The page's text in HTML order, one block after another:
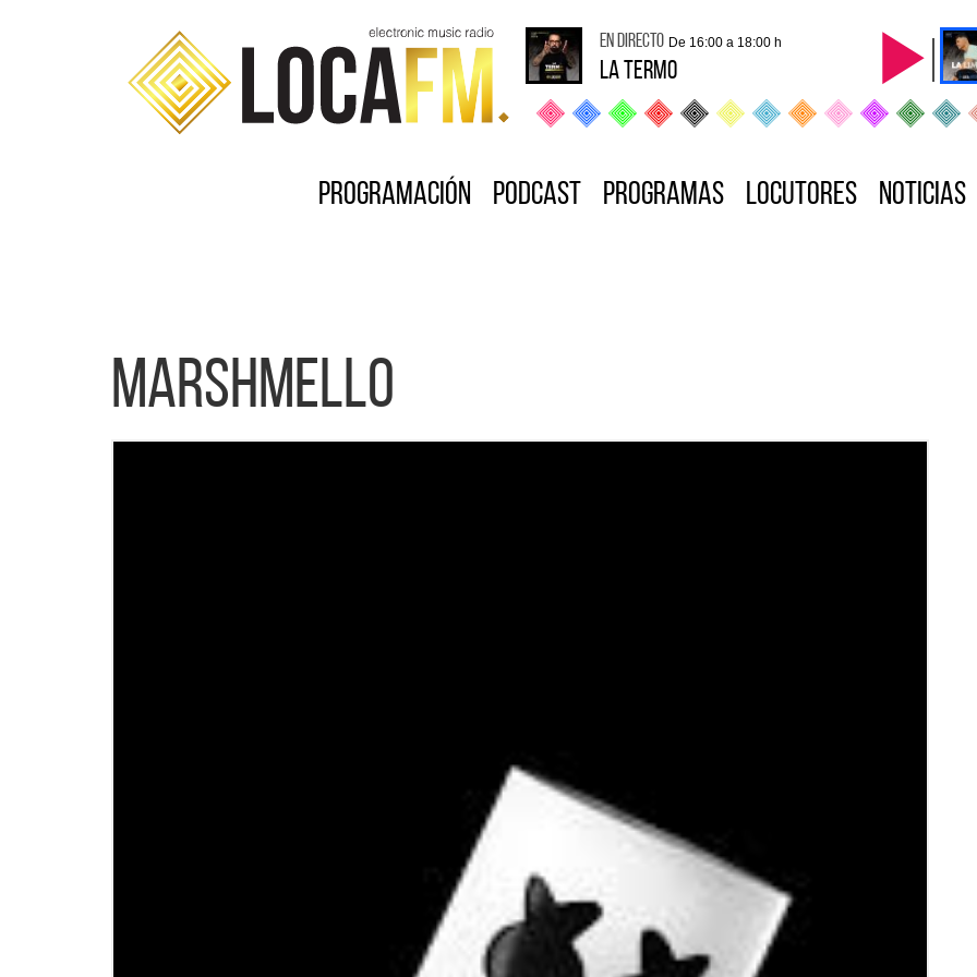
en directo De 16:00 a 18:00 h
LA TERMO
Programación Podcast Programas Locutores Noticias
Marshmello